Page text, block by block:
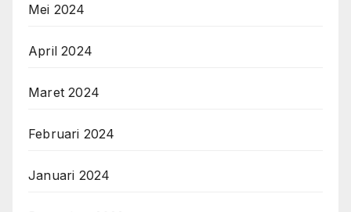
Mei 2024
April 2024
Maret 2024
Februari 2024
Januari 2024